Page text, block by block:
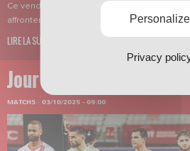
Ce vendredi soir, nos Nancéiens se
affronter l’En Avant Guingamp.
LIRE LA SUITE
Jour de match
MATCHS · 03/10/2025 - 09:00
Personalize
Privacy